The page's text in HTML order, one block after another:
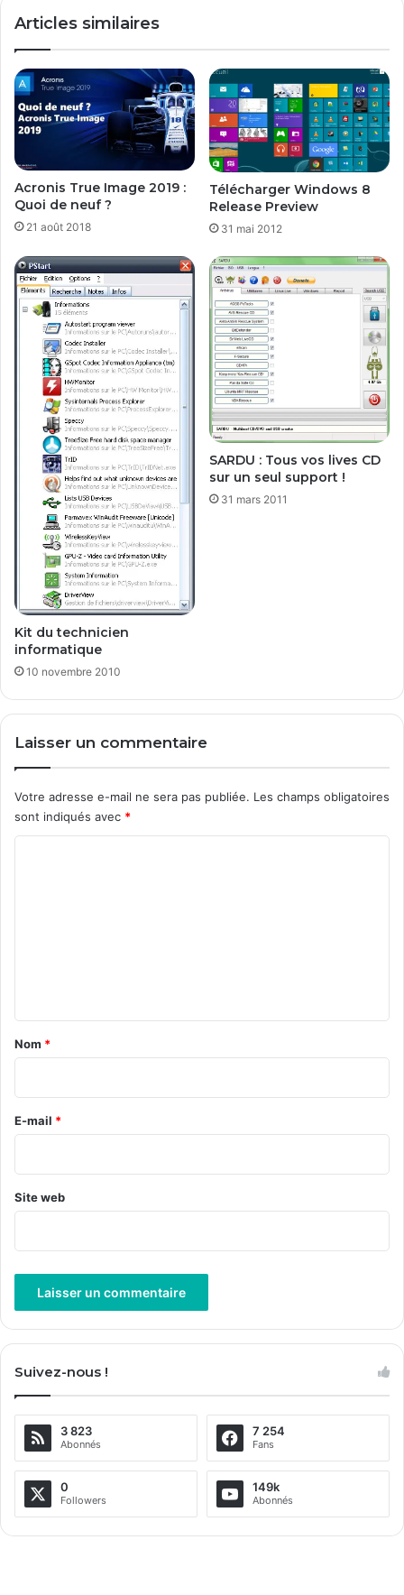
Articles similaires
Acronis True Image 2019 :
Quoi de neuf ?
21 août 2018
Télécharger Windows 8
Release Preview
31 mai 2012
Kit du technicien
informatique
10 novembre 2010
SARDU : Tous vos lives CD
sur un seul support !
31 mars 2011
Laisser un commentaire
Votre adresse e-mail ne sera pas publiée. Les champs obligatoires
sont indiqués avec *
a
r
e
Nom *
E-mail *
Site web
t
n
t
i
Suivez-nous !
3 823
Abonnés
7 254
Fans
0
Followers
149k
Abonnés